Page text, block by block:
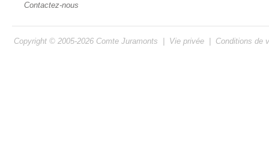
Contactez-nous
Copyright © 2005-2026 Comte Juramonts Vie privée Conditions de